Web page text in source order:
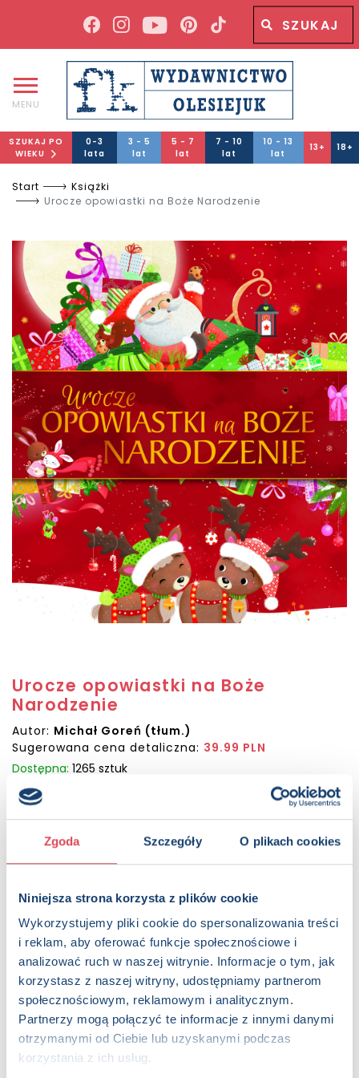
Zgoda Szczegóły O plikach cookies
Niniejsza strona korzysta z plików cookie
Wykorzystujemy pliki cookie do spersonalizowania treści
i reklam, aby oferować funkcje społecznościowe i
analizować ruch w naszej witrynie. Informacje o tym, jak
korzystasz z naszej witryny, udostępniamy partnerom
społecznościowym, reklamowym i analitycznym.
Partnerzy mogą połączyć te informacje z innymi danymi
otrzymanymi od Ciebie lub uzyskanymi podczas
korzystania z ich usług.
Wyszukiwana fraza
MENU
SZUKAJ PO
WIEKU
0-3
lata
3 - 5
lat
5 - 7
lat
7 - 10
lat
10 - 13
lat
13+ 18+
Start
Książki
Urocze opowiastki na Boże Narodzenie
Urocze opowiastki na Boże
Narodzenie
Autor: Michał Goreń (tłum.)
Sugerowana cena detaliczna: 39.99 PLN
Dostępna: 1265 sztuk
KUP NA SWIATKSIAZKI.PL
KUP NA KSIAZKI.PL
OPIS
Ten pięknie ilustrowany zbiór opowiastek zachwyci
wszystkie maluchy. Dzieci poznają przygody wielu
niezwykłych bohaterów. Dowiedzą się między innymi, co
przydarzyło się sympatycznemu stworkowi mieszkającemu
w jeziorze oraz kto pomógł wiedźmie Śmierdziuszce. Te
wspaniałe baśniowe opowieści będą doskonałą lekturą
przed snem.
Strony:192 , Format: 20x23 cm